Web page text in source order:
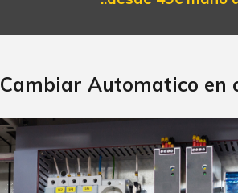
Cambiar Automatico en